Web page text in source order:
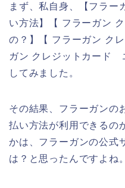
まず、私自身、【フラ
い方法】【 フラーガン
の？】【 フラーガン ク
ガン クレジットカード
してみました。
その結果、フラーガンの
払い方法が利用できるの
かは、フラーガンの公式
は？と思ったんですよね。